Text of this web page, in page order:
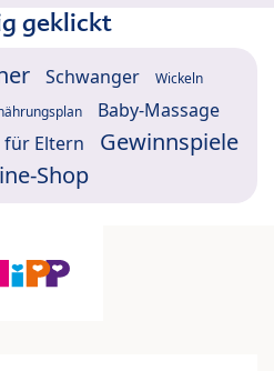
geklickt
Schwanger Wickeln
Baby-Massage
für Eltern
Gewinnspiele
Shop